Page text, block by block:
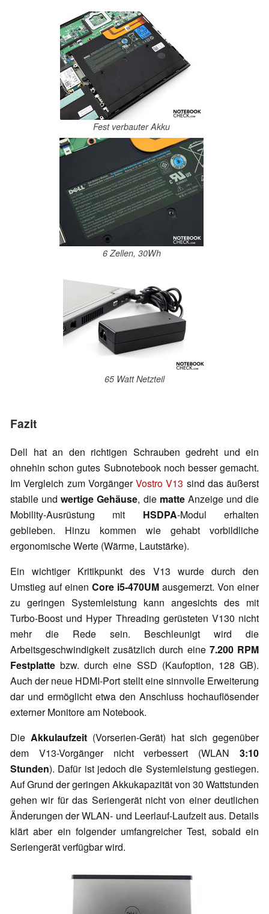
Fest verbauter Akku
6 Zellen, 30Wh
65 Watt Netzteil
Fazit
Dell hat an den richtigen Schrauben gedreht und ein
ohnehin schon gutes Subnotebook noch besser gemacht.
Im Vergleich zum VorgängerVostro V13 sind das äußerst
stabile undwertige Gehäuse, die matte Anzeige und die
Mobility-Ausrüstung mit HSDPA-Modul erhalten
geblieben. Hinzu kommen wie gehabt vorbildliche
ergonomische Werte (Wärme, Lautstärke).
Ein wichtiger Kritikpunkt des V13 wurde durch den
Umstieg auf einen Core i5-470UM ausgemerzt. Von einer
zu geringen Systemleistung kann angesichts des mit
Turbo-Boost und Hyper Threading gerüsteten V130 nicht
mehr die Rede sein. Beschleunigt wird die
Arbeitsgeschwindigkeit zusätzlich durch eine 7.200 RPM
Festplatte bzw. durch eine SSD (Kaufoption, 128 GB).
Auch der neue HDMI-Port stellt eine sinnvolle Erweiterung
dar und ermöglicht etwa den Anschluss hochauflösender
externer Monitore am Notebook.
Die Akkulaufzeit (Vorserien-Gerät) hat sich gegenüber
dem V13-Vorgänger nicht verbessert (WLAN 3:10
Stunden). Dafür ist jedoch die Systemleistung gestiegen.
Auf Grund der geringen Akkukapazität von 30 Wattstunden
gehen wir für das Seriengerät nicht von einer deutlichen
Änderungen der WLAN- und Leerlauf-Laufzeit aus. Details
klärt aber ein folgender umfangreicher Test, sobald ein
Seriengerät verfügbar wird.